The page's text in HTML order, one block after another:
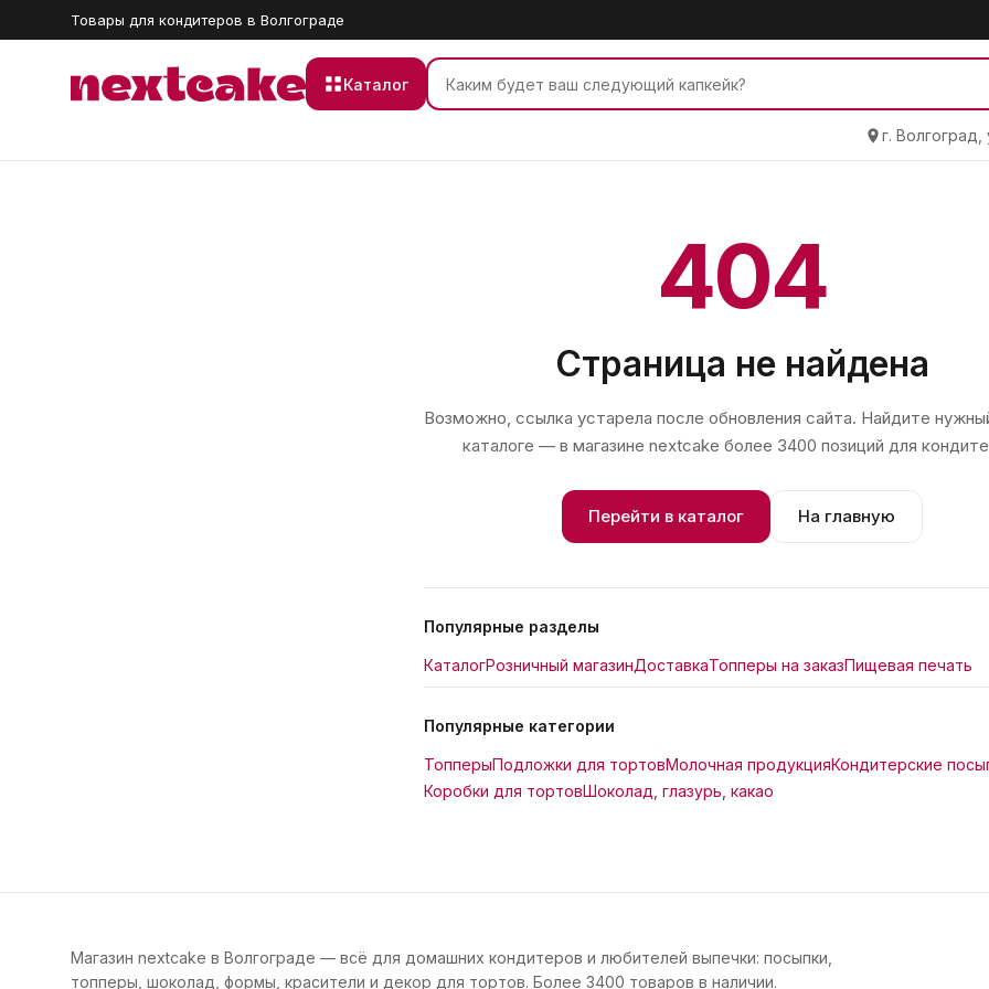
Товары для кондитеров в Волгограде
Каталог
г.
404
Страница не найдена
Возможно, ссылка устарела после обновления сайта. Найдите
каталоге — в магазине nextcake более 3400 позиций для
Перейти в каталог На главную
Популярные разделы
КаталогРозничный магазинДоставкаТопперы на заказПищевая печать
Популярные категории
ТопперыПодложки для тортовМолочная продукцияКондитерские
Коробки для тортовШоколад, глазурь, какао
Магазин nextcake в Волгограде — всё для домашних кондитеров и любителей выпечки: посыпки,
топперы, шоколад, формы, красители и декор для тортов. Более 3400 товаров в наличии.